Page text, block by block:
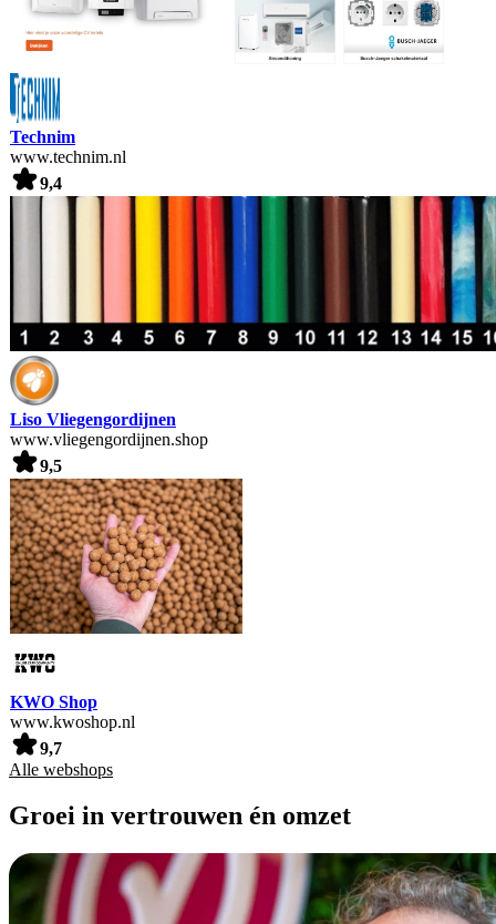
Technim
www.technim.nl
9,4
Liso Vliegengordijnen
www.vliegengordijnen.shop
9,5
KWO Shop
www.kwoshop.nl
9,7
Alle webshops
Groei in vertrouwen én omzet